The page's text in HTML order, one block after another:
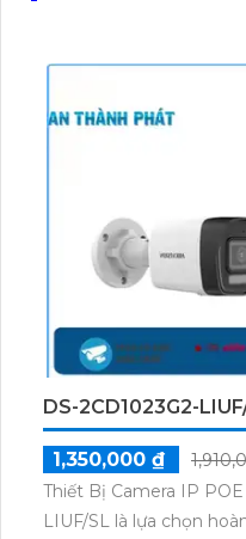
DS-2CD1023G2-
1,350,000 ₫
Thiết Bị Camera IP
LIUF/SL là lựa chọn